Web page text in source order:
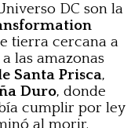
DC son la
tierra cercana a
las amazonas
Santa Prisca,
Duro, donde
cumplir por ley
al morir.